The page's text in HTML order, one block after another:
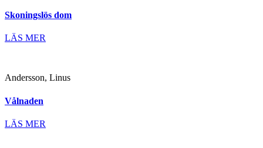
Skoningslös dom
LÄS MER
Andersson, Linus
Vålnaden
LÄS MER